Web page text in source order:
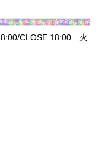
CLOSE 18:00 火